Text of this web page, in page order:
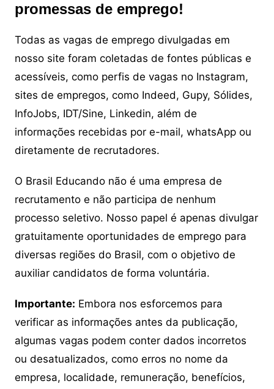
promessas de emprego!
Todas as vagas de emprego divulgadas em
nosso site foram coletadas de fontes públicas e
acessíveis, como perfis de vagas no Instagram,
sites de empregos, como Indeed, Gupy, Sólides,
InfoJobs, IDT/Sine, Linkedin, além de
informações recebidas por e-mail, whatsApp ou
diretamente de recrutadores.
O Brasil Educando não é uma empresa de
recrutamento e não participa de nenhum
processo seletivo. Nosso papel é apenas divulgar
gratuitamente oportunidades de emprego para
diversas regiões do Brasil, com o objetivo de
auxiliar candidatos de forma voluntária.
Importante: Embora nos esforcemos para
verificar as informações antes da publicação,
algumas vagas podem conter dados incorretos
ou desatualizados, como erros no nome da
empresa, localidade, remuneração, benefícios,